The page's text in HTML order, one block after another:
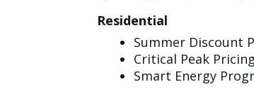
Residential
Summer Discount
Critical Peak
Smart Energy